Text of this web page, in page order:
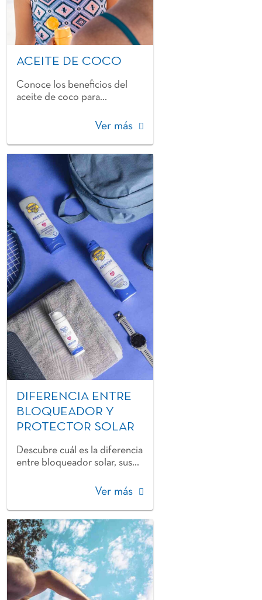
ACEITE DE COCO
Conoce los beneficios del
aceite de coco para...
Ver más
DIFERENCIA ENTRE
BLOQUEADOR Y
PROTECTOR SOLAR
Descubre cuál es la diferencia
entre bloqueador solar, sus...
Ver más